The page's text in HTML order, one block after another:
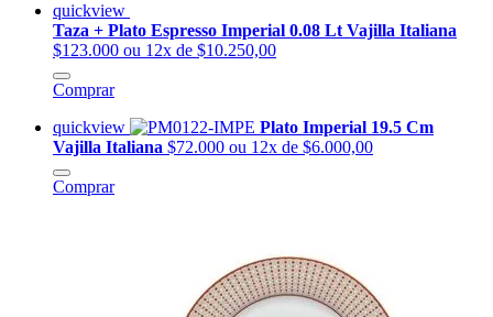
quickview
Taza + Plato Espresso Imperial 0.08 Lt Vajilla Italiana
$123.000 ou 12x de $10.250,00
Comprar
quickview
Plato Imperial 19.5 Cm
Vajilla Italiana $72.000 ou 12x de $6.000,00
Comprar